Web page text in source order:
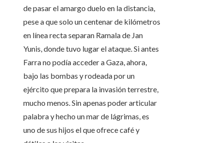
de pasar el amargo duelo en la distancia,
pese a que solo un centenar de kilómetros
en línea recta separan Ramala de Jan
Yunis, donde tuvo lugar el ataque. Si antes
Farra no podía acceder a Gaza, ahora,
bajo las bombas y rodeada por un
ejército que prepara la invasión terrestre,
mucho menos. Sin apenas poder articular
palabra y hecho un mar de lágrimas, es
uno de sus hijos el que ofrece café y